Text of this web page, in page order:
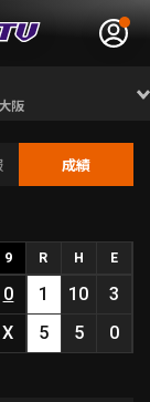
グイン
阪
成績
9 R H E
0 1 10
3
X 5 5 0